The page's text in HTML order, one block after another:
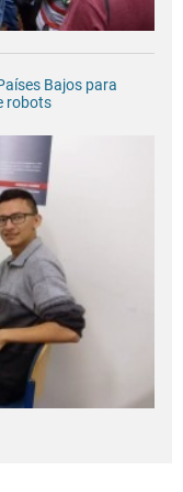
Bajos para
robots